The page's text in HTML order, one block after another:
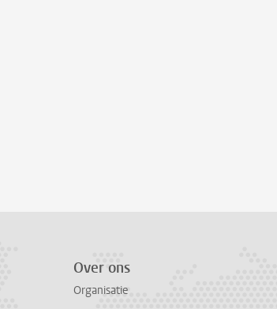
Over ons
Organisatie